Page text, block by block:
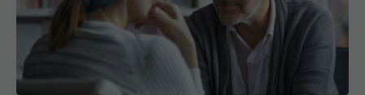
Ce să nu îi spui unei persoane cu cancer. 5 fraze
care pot răni fără să îți dai seama și ce să spui în
schimb